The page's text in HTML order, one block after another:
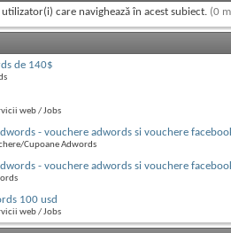
care navighează în acest subiect. (0
de 140$
web / Jobs
- vouchere adwords si vouchere
Cupoane Adwords
- vouchere adwords si vouchere
100 usd
web / Jobs